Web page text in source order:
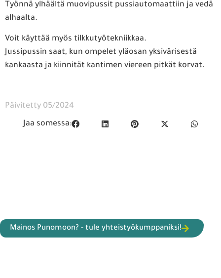
Työnnä ylhäältä muovipussit pussiautomaattiin ja vedä
alhaalta.
Voit käyttää myös tilkkutyötekniikkaa.
Jussipussin saat, kun ompelet yläosan yksivärisestä
kankaasta ja kiinnität kantimen viereen pitkät korvat.
Päivitetty 05/2024
Jaa somessa:
Mainos Punomoon? - tule yhteistyökumppaniksi!